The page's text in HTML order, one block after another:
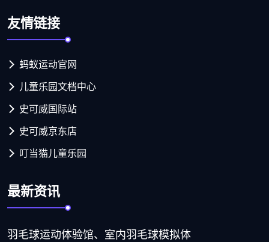
友情链接
蚂蚁运动官网
儿童乐园文档中心
史可威国际站
史可威京东店
叮当猫儿童乐园
最新资讯
羽毛球运动体验馆、室内羽毛球模拟体